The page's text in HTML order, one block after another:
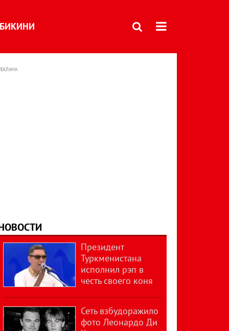
БИКИНИ
Президент
Туркменистана
исполнил рэп в
честь своего коня
Сеть взбудоражило
фото Леонардо Ди